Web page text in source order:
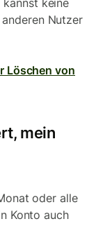
keine
Nutzer
Löschen von
mein
oder alle
Konto auch